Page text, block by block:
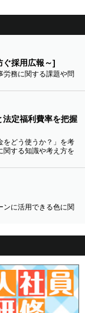
ぐ採用広報～]
労務に関する課題や問
定福利費率を把握
をどう使うか？」を考
関する知識や考え方を
ンに活用できる色に関